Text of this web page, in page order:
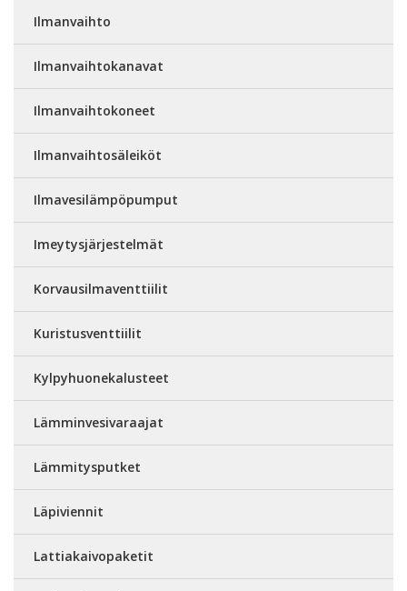
Ilmanvaihto
Ilmanvaihtokanavat
Ilmanvaihtokoneet
Ilmanvaihtosäleiköt
Ilmavesilämpöpumput
Imeytysjärjestelmät
Korvausilmaventtiilit
Kuristusventtiilit
Kylpyhuonekalusteet
Lämminvesivaraajat
Lämmitysputket
Läpiviennit
Lattiakaivopaketit